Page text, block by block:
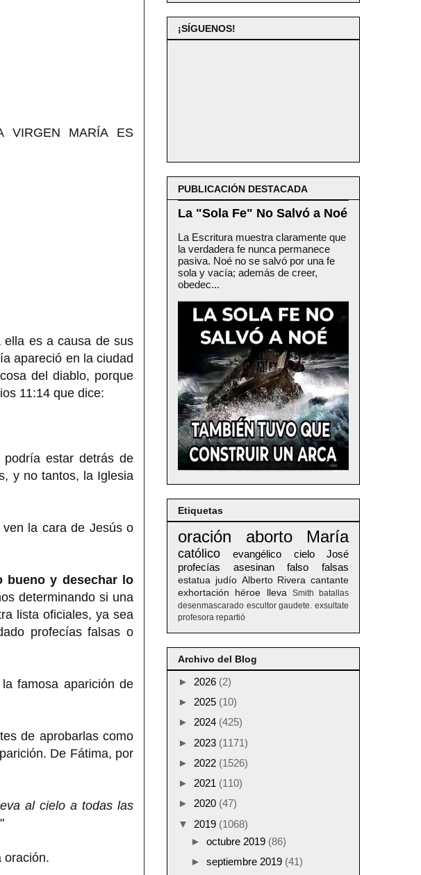
VIRGEN MARÍA ES
ella es a causa de sus
apareció en la ciudad
del diablo, porque
11:14 que dice:
estar detrás de
y no tantos, la Iglesia
la cara de Jesús o
bueno y desechar lo
determinando si una
lista oficiales, ya sea
profecías falsas o
famosa aparición de
de aprobarlas como
De Fátima, por
al cielo a todas las
oración.
¡SÍGUENOS!
PUBLICACIÓN DESTACADA
La "Sola Fe" No Salvó a Noé
La Escritura muestra claramente que
la verdadera fe nunca permanece
pasiva. Noé no se salvó por una fe
sola y vacía; además de creer,
obedec...
Etiquetas
oración aborto María
católico evangélico cielo
José
profecías
asesinan falso falsas
estatua judío Alberto Rivera cantante
exhortación
héroe lleva Smith
batallas
desenmascarado escultor gaudete. exsultate
profesora repartió
Archivo del Blog
► 2026 (2)
► 2025 (10)
► 2024 (425)
► 2023 (1171)
► 2022 (1526)
► 2021 (110)
► 2020 (47)
▼ 2019 (1068)
► octubre 2019 (86)
► septiembre 2019 (41)